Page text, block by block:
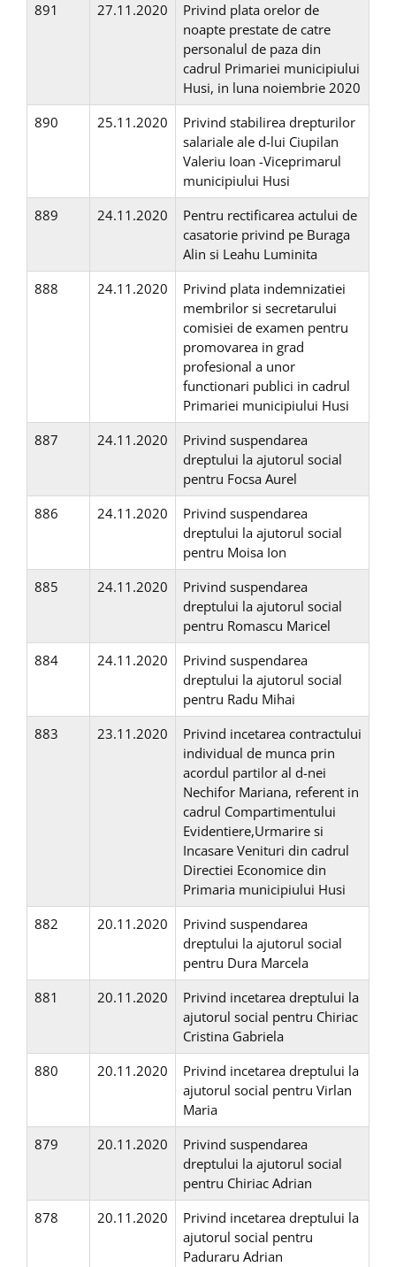
891
27.11.2020
Privind plata orelor de
noapte prestate de catre
personalul de paza din
cadrul Primariei municipiului
Husi, in luna noiembrie 2020
890
25.11.2020
Privind stabilirea drepturilor
salariale ale d-lui Ciupilan
Valeriu Ioan -Viceprimarul
municipiului Husi
889
24.11.2020
Pentru rectificarea actului de
casatorie privind pe Buraga
Alin si Leahu Luminita
888
24.11.2020
Privind plata indemnizatiei
membrilor si secretarului
comisiei de examen pentru
promovarea in grad
profesional a unor
functionari publici in cadrul
Primariei municipiului Husi
887
24.11.2020
Privind suspendarea
dreptului la ajutorul social
pentru Focsa Aurel
886
24.11.2020
Privind suspendarea
dreptului la ajutorul social
pentru Moisa Ion
885
24.11.2020
Privind suspendarea
dreptului la ajutorul social
pentru Romascu Maricel
884
24.11.2020
Privind suspendarea
dreptului la ajutorul social
pentru Radu Mihai
883
23.11.2020
Privind incetarea contractului
individual de munca prin
acordul partilor al d-nei
Nechifor Mariana, referent in
cadrul Compartimentului
Evidentiere,Urmarire si
Incasare Venituri din cadrul
Directiei Economice din
Primaria municipiului Husi
882
20.11.2020
Privind suspendarea
dreptului la ajutorul social
pentru Dura Marcela
881
20.11.2020
Privind incetarea dreptului la
ajutorul social pentru Chiriac
Cristina Gabriela
880
20.11.2020
Privind incetarea dreptului la
ajutorul social pentru Virlan
Maria
879
20.11.2020
Privind suspendarea
dreptului la ajutorul social
pentru Chiriac Adrian
878
20.11.2020
Privind incetarea dreptului la
ajutorul social pentru
Paduraru Adrian